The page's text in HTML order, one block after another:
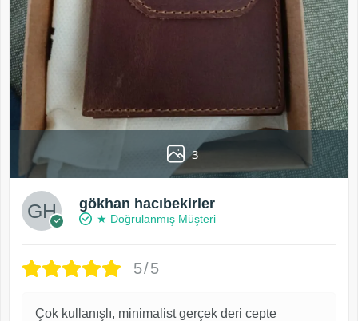
3
gökhan hacıbekirler
★ Doğrulanmış Müşteri
5/5
Çok kullanışlı, minimalist gerçek deri cepte